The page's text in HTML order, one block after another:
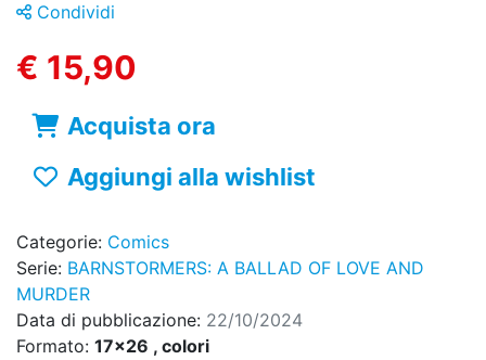
Condividi
€ 15,90
Acquista ora
Aggiungi alla wishlist
Categorie: Comics
Serie: BARNSTORMERS: A BALLAD OF LOVE AND
MURDER
Data di pubblicazione: 22/10/2024
Formato: 17x26 , colori